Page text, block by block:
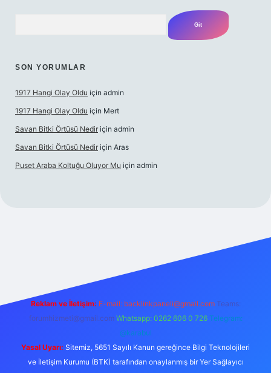
SON YORUMLAR
1917 Hangi Olay Oldu için admin
1917 Hangi Olay Oldu için Mert
Savan Bitki Örtüsü Nedir için admin
Savan Bitki Örtüsü Nedir için Aras
Puset Araba Koltuğu Oluyor Mu için admin
Reklam ve İletişim: E-mail: backlinkpaneli@gmail.com Teams:
forumhizmeti@gmail.com Whatsapp: 0262 606 0 726 Telegram:
@karabul
Yasal Uyarı: Sitemiz, 5651 Sayılı Kanun gereğince Bilgi Teknolojileri
ve İletişim Kurumu (BTK) tarafından onaylanmış bir Yer Sağlayıcı